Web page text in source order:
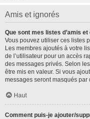
Amis et ignorés
Que sont mes listes d’amis et
Vous pouvez utiliser ces listes
Les membres ajoutés à votre
de l’utilisateur pour un accès
des messages privés. Selon
être mis en valeur. Si vous
messages seront masqués par
Haut
Comment puis-je ajouter/